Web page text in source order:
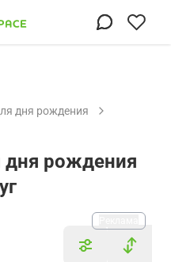
дня рождения
дня рождения